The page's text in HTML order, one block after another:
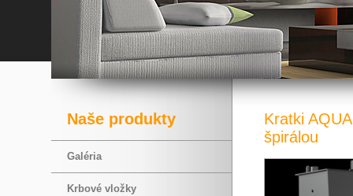
Naše produkty
Galéria
Krbové vložky
Kratki
špirálou